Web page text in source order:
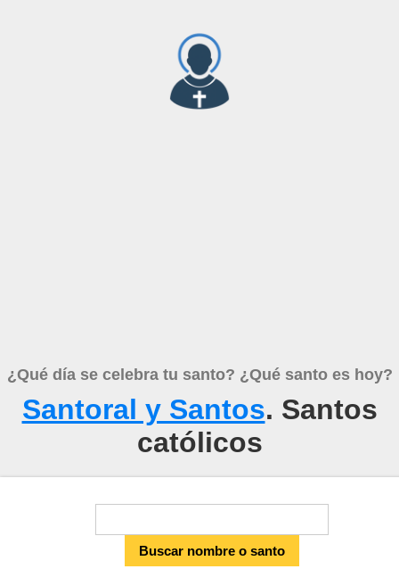
¿Qué día se celebra tu santo? ¿Qué santo es hoy?
Santoral y Santos. Santos
católicos